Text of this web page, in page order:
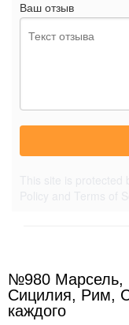
Ваш отзыв
№980 Марсель,
Сицилия, Рим,
каждого